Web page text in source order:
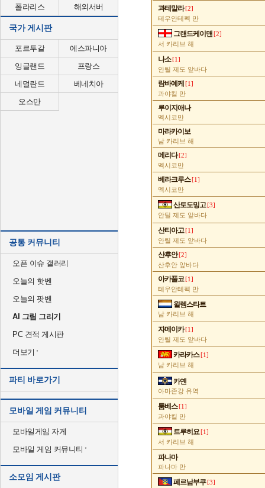
폴라리스
해외서버
국가 게시판
포르투갈
에스파니아
잉글랜드
프랑스
네덜란드
베네치아
오스만
공통 커뮤니티
오픈 이슈 갤러리
오늘의 핫벤
오늘의 팟벤
AI 그림 그리기
PC 견적 게시판
더보기
파티 바로가기
모바일 게임 커뮤니티
모바일게임 자게
모바일 게임 커뮤니티
소모임 게시판
과테말라 [2]
테우안테펙 만
그랜드케이맨 [2]
서 카리브 해
나소 [1]
안틸 제도 앞바다
람바예케 [1]
과야킬 만
루이지애나
멕시코만
마라카이보
남 카리브 해
메리다 [2]
멕시코만
베라크루스 [1]
멕시코만
산토도밍고 [3]
안틸 제도 앞바다
산티아고 [1]
안틸 제도 앞바다
산후안 [2]
산후안 앞바다
아카풀코 [1]
테우안테펙 만
윌렘스타트
남 카리브 해
자메이카 [1]
안틸 제도 앞바다
카라카스 [1]
남 카리브 해
카옌
아마존강 유역
툼베스 [1]
과야킬 만
트루히요 [1]
서 카리브 해
파나마
파나마 만
페르남부쿠 [3]